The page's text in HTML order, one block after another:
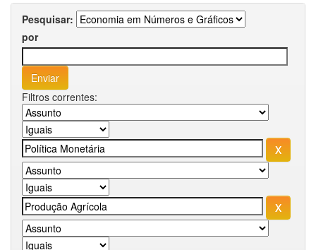
Pesquisar:
por
Filtros correntes: